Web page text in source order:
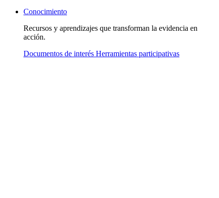
Conocimiento
Recursos y aprendizajes que transforman la evidencia en
acción.
Documentos de interés Herramientas participativas